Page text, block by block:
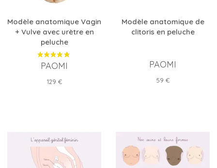
Modèle anatomique Vagin
+ Vulve avec urètre en
peluche
PAOMI
Prix
129 €
Modèle anatomique de
clitoris en peluche
PAOMI
Prix
59 €